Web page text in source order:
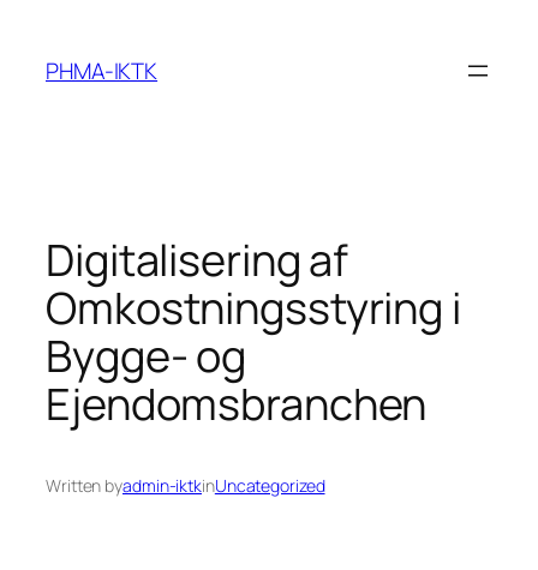
content
PHMA-IKTK
Digitalisering af
Omkostningsstyring i
Bygge- og
Ejendomsbranchen
Written byadmin-iktkinUncategorized